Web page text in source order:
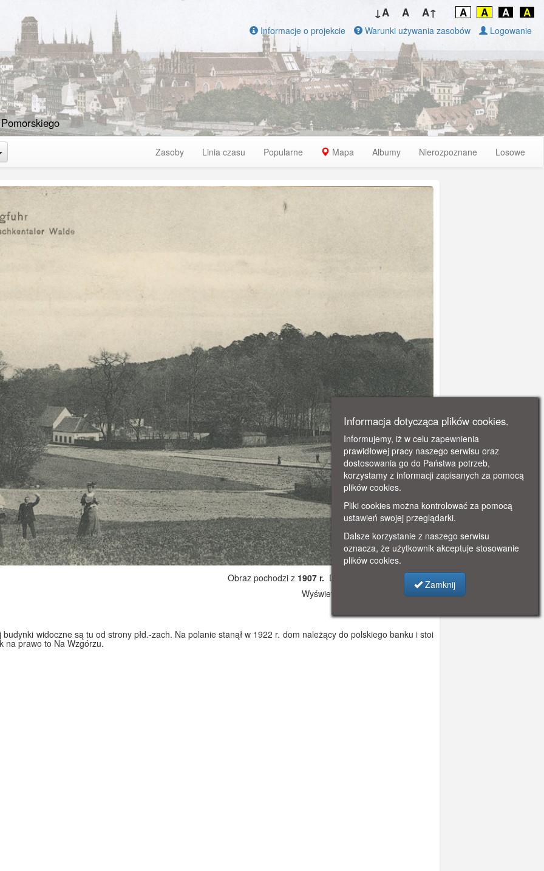
↓A A A↑ A A A A
Informacje o projekcie Warunki używania zasobów Logowanie
Toggle Dropdown Zasoby Linia czasu Popularne Mapa Albumy Nierozpoznane Losowe
Obraz pochodzi z 1907 r. Dodano: 2019-10-26 00:43
Wyświetlono: 2854
widoczne są tu od strony płd.-zach. Na polanie stanął w 1922 r. dom należący do polskiego banku i stoi
na prawo to Na Wzgórzu.
Informacja dotycząca plików cookies.
Informujemy, iż w celu zapewnienia
prawidłowej pracy naszego serwisu oraz
dostosowania go do Państwa potrzeb,
korzystamy z informacji zapisanych za pomocą
plików cookies.
Pliki cookies można kontrolować za pomocą
ustawień swojej przeglądarki.
Dalsze korzystanie z naszego serwisu
oznacza, że użytkownik akceptuje stosowanie
plików cookies.
Zamknij